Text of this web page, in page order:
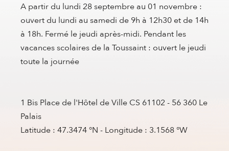
A partir du lundi 28 septembre au 01 novembre :
ouvert du lundi au samedi de 9h à 12h30 et de 14h
à 18h. Fermé le jeudi après-midi. Pendant les
vacances scolaires de la Toussaint : ouvert le jeudi
toute la journée
1 Bis Place de l'Hôtel de Ville CS 61102 - 56 360 Le
Palais
Latitude : 47.3474 °N - Longitude : 3.1568 °W